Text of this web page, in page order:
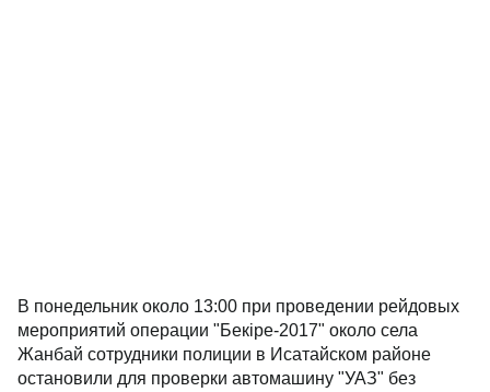
В понедельник около 13:00 при проведении рейдовых
мероприятий операции "Бекiре-2017" около села
Жанбай сотрудники полиции в Исатайском районе
остановили для проверки автомашину "УАЗ" без